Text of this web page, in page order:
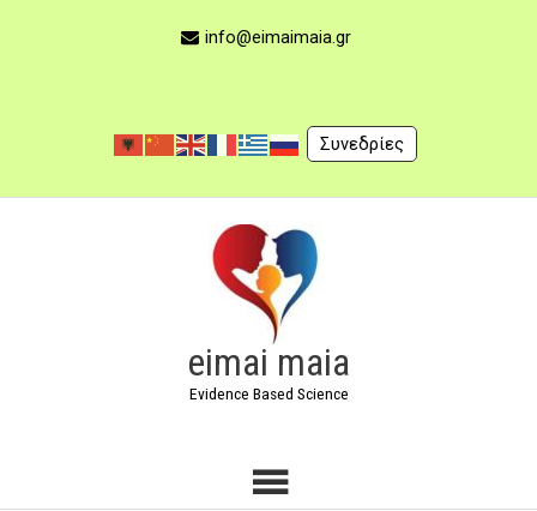
info@eimaimaia.gr
Συνεδρίες
eimai maia
Evidence Based Science
Κύριο
Μενού